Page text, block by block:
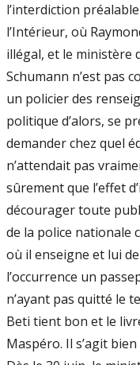
l’interdiction
l’Intérieur, où
illégal, et le ministère
Schumann n’est pas
un policier des
politique d’alors, se
demander chez quel
n’attendait pas
sûrement que l’effet
décourager toute
de la police nationale
où il enseigne et lui
l’occurrence un
n’ayant pas quitté le
Beti tient bon et le
Maspéro. Il s’agit